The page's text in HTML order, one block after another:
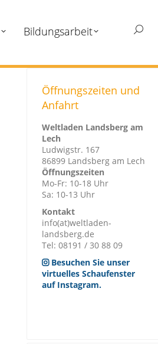
Bildungsarbeit Search:
Öffnungszeiten und
Anfahrt
Weltladen Landsberg am
Lech
Ludwigstr. 167
86899 Landsberg am Lech
Öffnungszeiten
Mo-Fr: 10-18 Uhr
Sa: 10-13 Uhr
Kontakt
info(at)weltladen-
landsberg.de
Tel: 08191 / 30 88 09
Besuchen Sie unser
virtuelles Schaufenster
auf Instagram.